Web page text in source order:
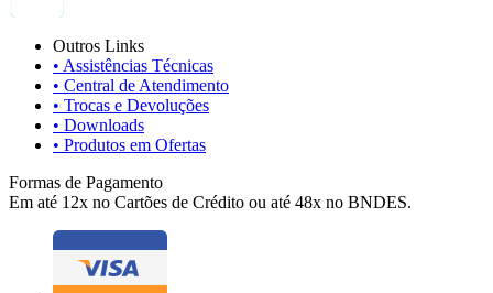
Outros Links
• Assistências Técnicas
• Central de Atendimento
• Trocas e Devoluções
• Downloads
• Produtos em Ofertas
Formas de Pagamento
Em até 12x no Cartões de Crédito ou até 48x no BNDES.